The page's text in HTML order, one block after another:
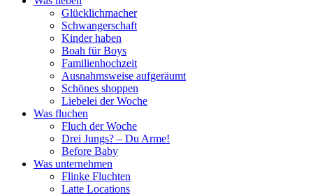
Glücklichmacher
Schwangerschaft
Kinder haben
Boah für Boys
Familienhochzeit
Ausnahmsweise aufgeräumt
Schönes shoppen
Liebelei der Woche
Was fluchen
Fluch der Woche
Drei Jungs? – Du Arme!
Before Baby
Was unternehmen
Flinke Fluchten
Latte Locations